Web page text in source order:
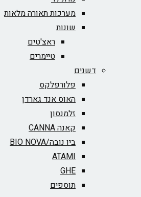
מערכות תאורה מלאות
שונות
ראצ'טים
טיימרים
דשנים
פלורפלקס
האוס אנד גארדן
זלמנסון
קאנה CANNA
ביו נובה/BIO NOVA‏
ATAMI
GHE
תוספים